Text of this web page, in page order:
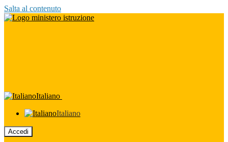
Salta al contenuto
Italiano
Italiano
Accedi